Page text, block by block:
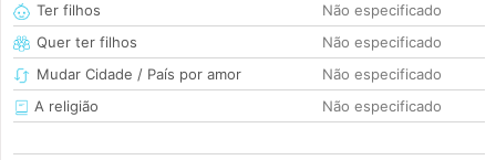
Ter filhos
Não especificado
Quer ter filhos
Não especificado
Mudar Cidade / País por amor
Não especificado
A religião
Não especificado